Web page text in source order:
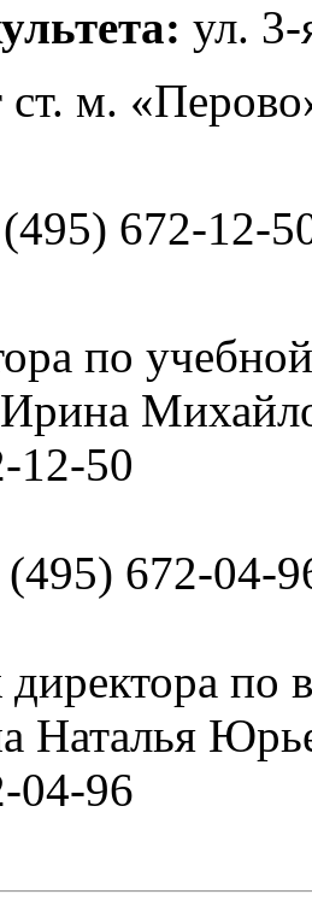
ул.
ст. м.
672-12-
по
12-50
672-04-
по
Наталья
04-96